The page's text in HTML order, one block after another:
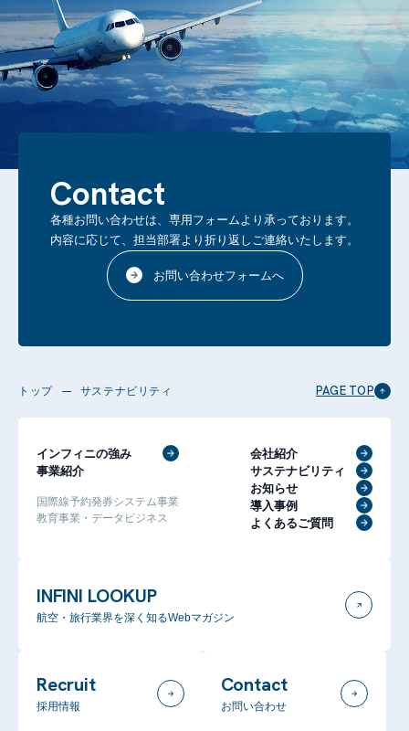
Contact
各種お問い合わせは、専用フォームより承っております。
内容に応じて、担当部署より折り返しご連絡いたします。
お問い合わせフォームへ
トップ サステナビリティ PAGE TOP
インフィニの強み
事業紹介
国際線予約発券システム事業
教育事業・データビジネス
会社紹介
サステナビリティ
お知らせ
導入事例
よくあるご質問
INFINI LOOKUP
航空・旅行業界を深く知るWebマガジン
Recruit
採用情報
Contact
お問い合わせ